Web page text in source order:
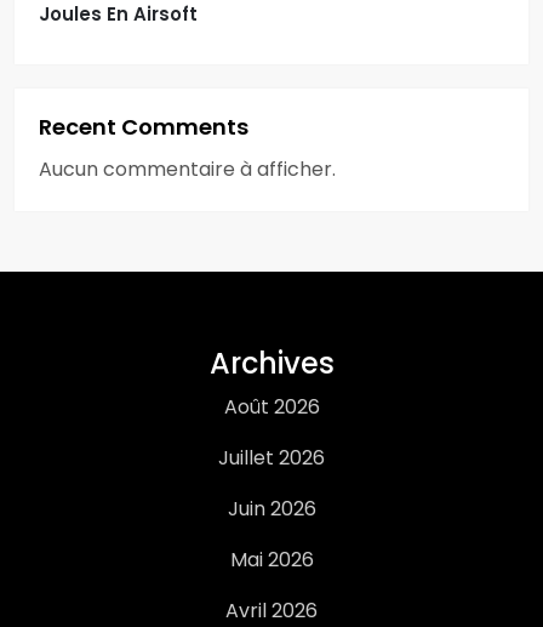
Joules En Airsoft
Recent Comments
Aucun commentaire à afficher.
Archives
Août 2026
Juillet 2026
Juin 2026
Mai 2026
Avril 2026